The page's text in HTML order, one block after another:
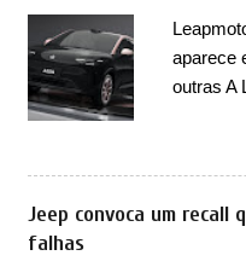
aparece
outras A
modelo
elétrico
Jeep convoca um recall
falhas